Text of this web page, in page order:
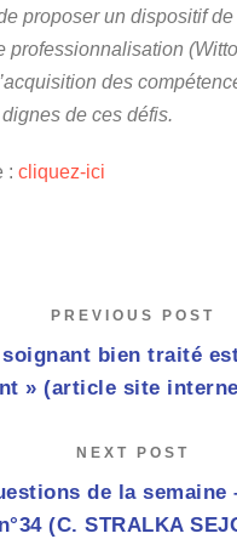
proposer un dispositif
professionnalisation
des
de ces défis.
: cliquez-ici
PREVIOUS POST
soignant bien traité
» (article site
NEXT POST
de la semaine
n°34 (C. STRALKA